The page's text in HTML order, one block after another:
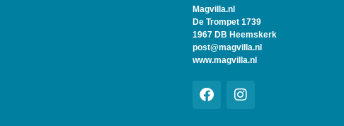
Magvilla.nl
De Trompet 1739
1967 DB Heemskerk
post@magvilla.nl
www.magvilla.nl